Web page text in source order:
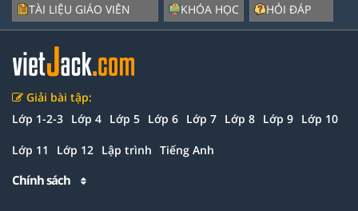
TÀI LIỆU GIÁO VIÊN
KHÓA HỌC
HỎI ĐÁP
Giải bài tập:
Lớp 1-2-3 Lớp 4 Lớp 5 Lớp 6 Lớp 7 Lớp 8 Lớp 9 Lớp 10
Lớp 11 Lớp 12 Lập trình Tiếng Anh
Chính sách